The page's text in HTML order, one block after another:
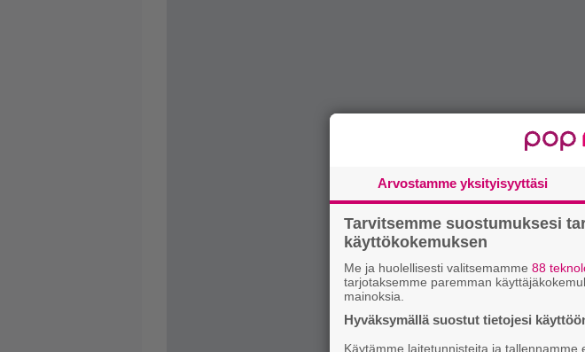
Arvostamme yksityisyyttäsi
Tarvitsemme suostumuksesi
käyttökokemuksen
Me ja huolellisesti valitsemamme 88
tarjotaksemme paremman
mainoksia.
Hyväksymällä suostut tietojesi
Käytämme laitetunnisteita ja